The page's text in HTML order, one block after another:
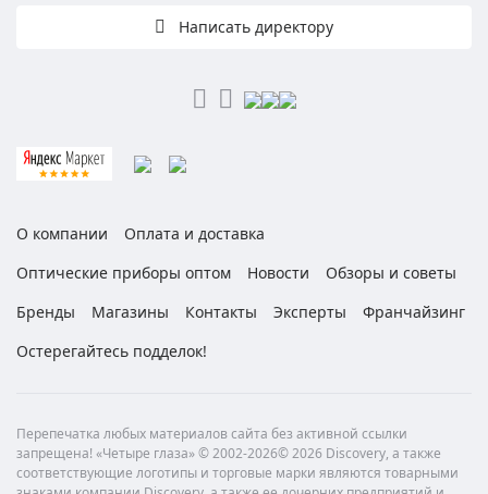
Написать директору
О компании
Оплата и доставка
Оптические приборы оптом
Новости
Обзоры и советы
Бренды
Магазины Контакты Эксперты
Франчайзинг
Остерегайтесь подделок!
Перепечатка любых материалов сайта без активной ссылки
запрещена! «Четыре глаза» © 2002-2026© 2026 Discovery, а также
соответствующие логотипы и торговые марки являются товарными